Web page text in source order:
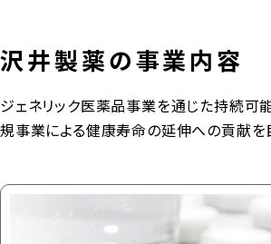
沢井製薬の事業内容
ジェネリック医薬品事業を通じた持続可
規事業による健康寿命の延伸への貢献を